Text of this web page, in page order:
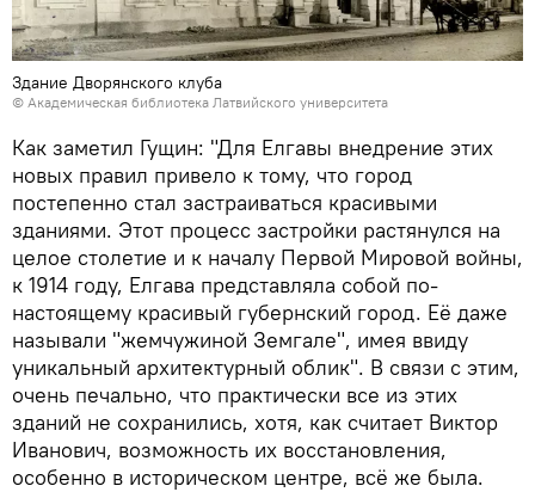
Здание Дворянского клуба
© Академическая библиотека Латвийского университета
Как заметил Гущин: "Для Елгавы внедрение этих
новых правил привело к тому, что город
постепенно стал застраиваться красивыми
зданиями. Этот процесс застройки растянулся на
целое столетие и к началу Первой Мировой войны,
к 1914 году, Елгава представляла собой по-
настоящему красивый губернский город. Её даже
называли "жемчужиной Земгале", имея ввиду
уникальный архитектурный облик". В связи с этим,
очень печально, что практически все из этих
зданий не сохранились, хотя, как считает Виктор
Иванович, возможность их восстановления,
особенно в историческом центре, всё же была.